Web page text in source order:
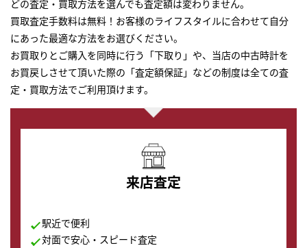
どの査定・買取方法を選んでも査定額は変わりません。
買取査定手数料は無料！お客様のライフスタイルに合わせて自分
にあった最適な方法をお選びください。
お買取りとご購入を同時に行う「下取り」や、当店の中古時計を
お買戻しさせて頂いた際の「査定額保証」などの制度は全ての査
定・買取方法でご利用頂けます。
来店査定
駅近で便利
対面で安心・スピード査定